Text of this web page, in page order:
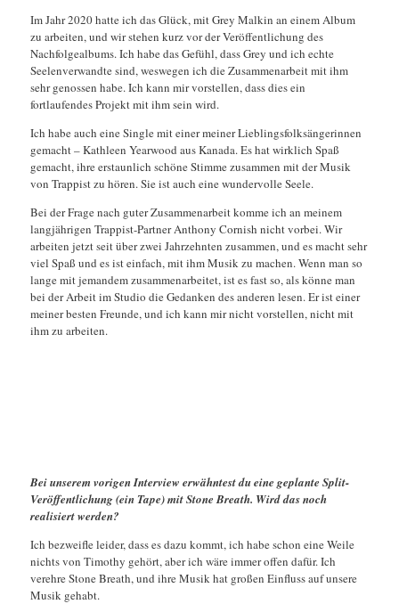
Im Jahr 2020 hatte ich das Glück, mit Grey Malkin an einem Album
zu arbeiten, und wir stehen kurz vor der Veröffentlichung des
Nachfolgealbums. Ich habe das Gefühl, dass Grey und ich echte
Seelenverwandte sind, weswegen ich die Zusammenarbeit mit ihm
sehr genossen habe. Ich kann mir vorstellen, dass dies ein
fortlaufendes Projekt mit ihm sein wird.
Ich habe auch eine Single mit einer meiner Lieblingsfolksängerinnen
gemacht – Kathleen Yearwood aus Kanada. Es hat wirklich Spaß
gemacht, ihre erstaunlich schöne Stimme zusammen mit der Musik
von Trappist zu hören. Sie ist auch eine wundervolle Seele.
Bei der Frage nach guter Zusammenarbeit komme ich an meinem
langjährigen Trappist-Partner Anthony Cornish nicht vorbei. Wir
arbeiten jetzt seit über zwei Jahrzehnten zusammen, und es macht sehr
viel Spaß und es ist einfach, mit ihm Musik zu machen. Wenn man so
lange mit jemandem zusammenarbeitet, ist es fast so, als könne man
bei der Arbeit im Studio die Gedanken des anderen lesen. Er ist einer
meiner besten Freunde, und ich kann mir nicht vorstellen, nicht mit
ihm zu arbeiten.
Bei unserem vorigen Interview erwähntest du eine geplante Split-
Veröffentlichung (ein Tape) mit Stone Breath. Wird das noch
realisiert werden?
Ich bezweifle leider, dass es dazu kommt, ich habe schon eine Weile
nichts von Timothy gehört, aber ich wäre immer offen dafür. Ich
verehre Stone Breath, und ihre Musik hat großen Einfluss auf unsere
Musik gehabt.